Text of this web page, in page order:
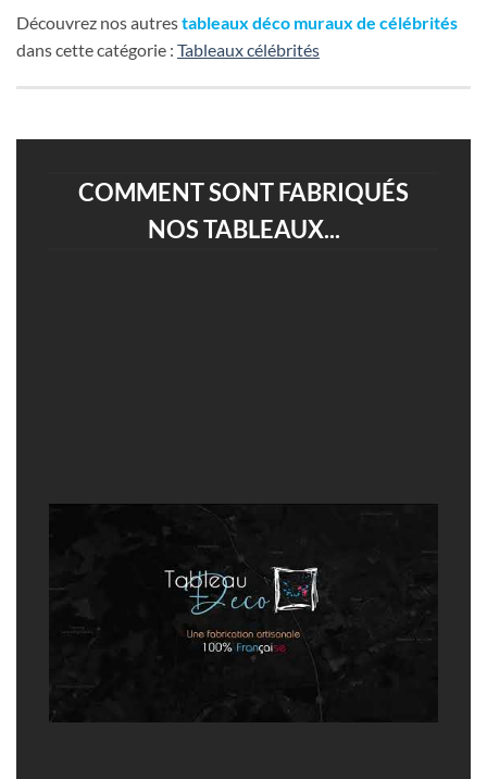
Découvrez nos autrestableaux déco muraux de célébrités
dans cette catégorie : Tableaux célébrités
COMMENT SONT FABRIQUÉS
NOS TABLEAUX...